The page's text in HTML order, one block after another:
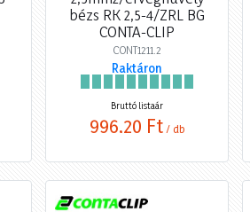
bézs RK 2,5-4/ZRL BG
CONTA-CLIP
CONT1211.2
Raktáron
Bruttó listaár
996,20 Ft / db